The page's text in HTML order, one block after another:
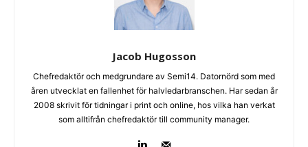
Jacob Hugosson
Chefredaktör och medgrundare av Semi14. Datornörd som med
åren utvecklat en fallenhet för halvledarbranschen. Har sedan år
2008 skrivit för tidningar i print och online, hos vilka han verkat
som alltifrån chefredaktör till community manager.